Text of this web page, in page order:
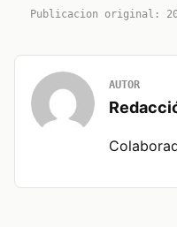
Publicacion original:
AUTOR